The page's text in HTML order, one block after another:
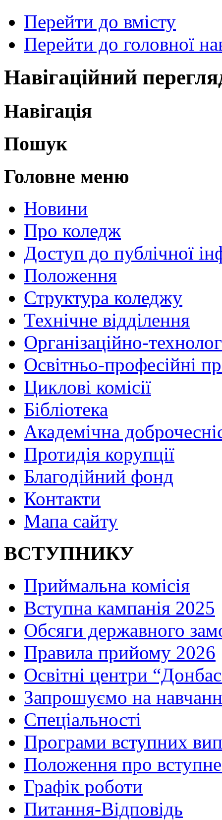
Перейти до вмісту
Перейти до головної
Навігаційний
Навігація
Пошук
Головне меню
Новини
Про коледж
Доступ до публічної
Положення
Структура коледжу
Технічне відділення
Організаційно-
Освітньо-професійні
Циклові комісії
Бібліотека
Академічна
Протидія корупції
Благодійний фонд
Контакти
Мапа сайту
ВСТУПНИКУ
Приймальна комісія
Вступна кампанія 2025
Обсяги державного
Правила прийому 2026
Освітні центри
Запрошуємо на
Спеціальності
Програми вступних
Положення про
Графік роботи
Питання-Відповідь